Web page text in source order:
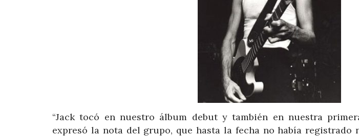
“Jack tocó en nuestro álbum debut y también en nuestra
expresó la nota del grupo, que hasta la fecha no había registrado